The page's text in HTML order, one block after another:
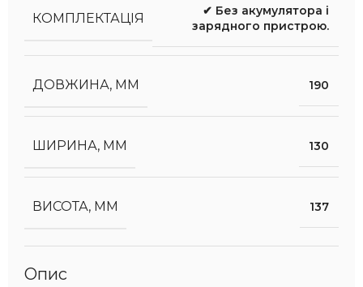
КОМПЛЕКТАЦІЯ
✔ Без акумулятора і
зарядного пристрою.
ДОВЖИНА, ММ 190
ШИРИНА, ММ 130
ВИСОТА, ММ 137
Опис